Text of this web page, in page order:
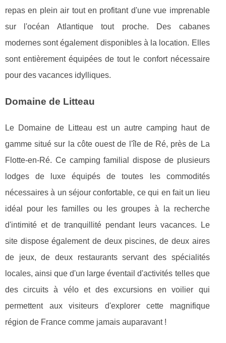
repas en plein air tout en profitant d'une vue imprenable
sur l'océan Atlantique tout proche. Des cabanes
modernes sont également disponibles à la location. Elles
sont entièrement équipées de tout le confort nécessaire
pour des vacances idylliques.
Domaine de Litteau
Le Domaine de Litteau est un autre camping haut de
gamme situé sur la côte ouest de l'île de Ré, près de La
Flotte-en-Ré. Ce camping familial dispose de plusieurs
lodges de luxe équipés de toutes les commodités
nécessaires à un séjour confortable, ce qui en fait un lieu
idéal pour les familles ou les groupes à la recherche
d'intimité et de tranquillité pendant leurs vacances. Le
site dispose également de deux piscines, de deux aires
de jeux, de deux restaurants servant des spécialités
locales, ainsi que d'un large éventail d'activités telles que
des circuits à vélo et des excursions en voilier qui
permettent aux visiteurs d'explorer cette magnifique
région de France comme jamais auparavant !